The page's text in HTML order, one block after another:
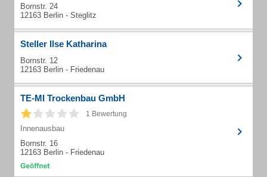
Bornstr. 24
12163 Berlin - Steglitz
Steller Ilse Katharina
Bornstr. 12
12163 Berlin - Friedenau
TE-MI Trockenbau GmbH
1 Bewertung
Innenausbau
Bornstr. 16
12163 Berlin - Friedenau